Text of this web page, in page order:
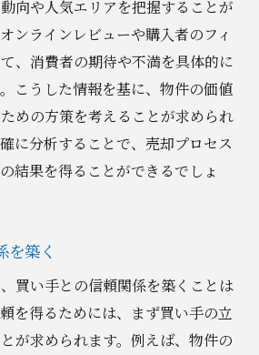
向や人気エリアを把握することが
ンラインレビューや購入者のフィ
、消費者の期待や不満を具体的に
こうした情報を基に、物件の価値
めの方策を考えることが求められ
に分析することで、売却プロセス
結果を得ることができるでしょ
を築く
買い手との信頼関係を築くことは
を得るためには、まず買い手の立
が求められます。例えば、物件の